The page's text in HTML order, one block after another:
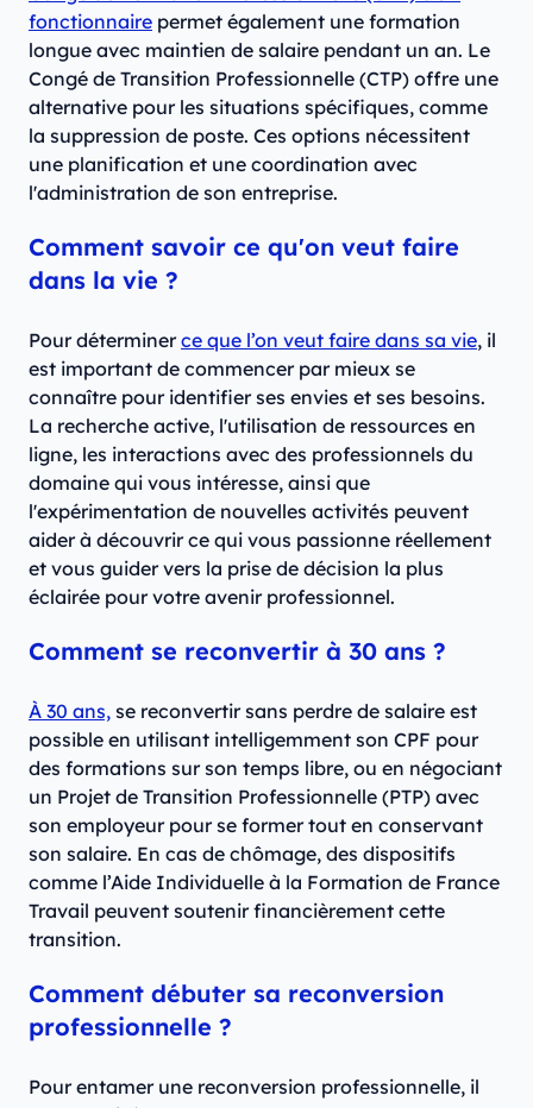
fonctionnaire permet également une formation
longue avec maintien de salaire pendant un an. Le
Congé de Transition Professionnelle (CTP) offre une
alternative pour les situations spécifiques, comme
la suppression de poste. Ces options nécessitent
une planification et une coordination avec
l'administration de son entreprise.
Comment savoir ce qu'on veut faire
dans la vie ?
Pour déterminerce que l’on veut faire dans sa vie, il
est important de commencer par mieux se
connaître pour identifier ses envies et ses besoins.
La recherche active, l'utilisation de ressources en
ligne, les interactions avec des professionnels du
domaine qui vous intéresse, ainsi que
l'expérimentation de nouvelles activités peuvent
aider à découvrir ce qui vous passionne réellement
et vous guider vers la prise de décision la plus
éclairée pour votre avenir professionnel.
Comment se reconvertir à 30 ans ?
À 30 ans, se reconvertir sans perdre de salaire est
possible en utilisant intelligemment son CPF pour
des formations sur son temps libre, ou en négociant
un Projet de Transition Professionnelle (PTP) avec
son employeur pour se former tout en conservant
son salaire. En cas de chômage, des dispositifs
comme l’Aide Individuelle à la Formation de France
Travail peuvent soutenir financièrement cette
transition.
Comment débuter sa reconversion
professionnelle ?
Pour entamer une reconversion professionnelle, il